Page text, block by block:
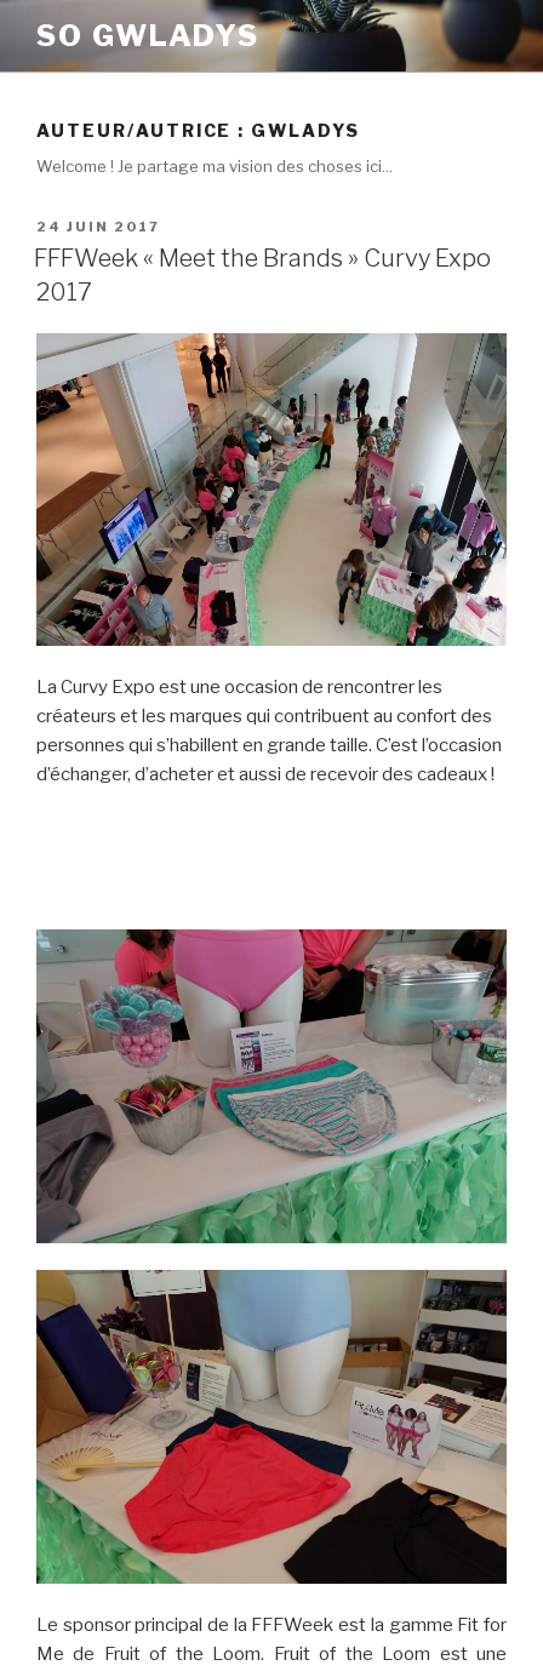
contenu
SO GWLADYS
AUTEUR/AUTRICE : GWLADYS
Welcome ! Je partage ma vision des choses ici...
PUBLIÉ
LE
24 JUIN 2017
FFFWeek « Meet the Brands » Curvy Expo
2017
La Curvy Expo est une occasion de rencontrer les
créateurs et les marques qui contribuent au confort des
personnes qui s’habillent en grande taille. C’est l’occasion
d’échanger, d’acheter et aussi de recevoir des cadeaux !
Le sponsor principal de la FFFWeek est la gamme Fit for
Me de Fruit of the Loom. Fruit of the Loom est une